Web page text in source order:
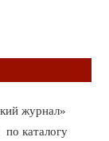
журнал»
каталогу